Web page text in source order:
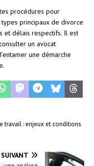
procédures pour
principaux de divorce
et délais respectifs. Il est
un avocat
une démarche
travail : enjeux et conditions
SUIVANT